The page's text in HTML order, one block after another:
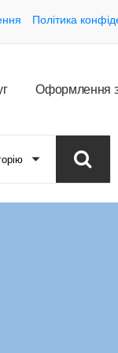
Політика
г Оформлення